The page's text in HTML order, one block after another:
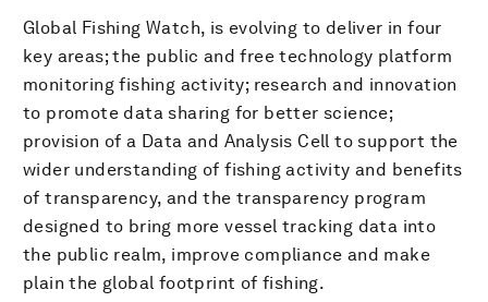
Global Fishing Watch, is evolving to deliver in four
key areas; the public and free technology platform
monitoring fishing activity; research and innovation
to promote data sharing for better science;
provision of a Data and Analysis Cell to support the
wider understanding of fishing activity and benefits
of transparency, and the transparency program
designed to bring more vessel tracking data into
the public realm, improve compliance and make
plain the global footprint of fishing.